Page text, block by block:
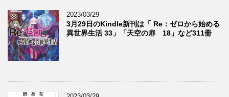
2023/03/29
3月29日のKindle新刊は「 Re：ゼロから始める
異世界生活 33」「天空の扉 18」など311冊